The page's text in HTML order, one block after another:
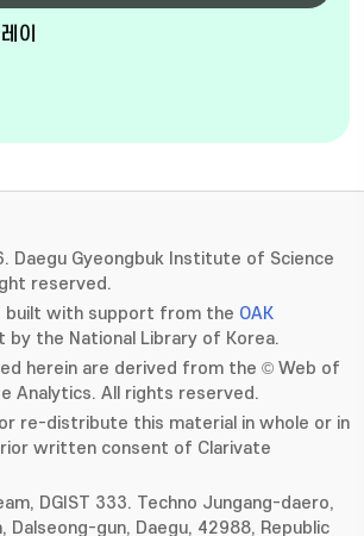
이
Daegu Gyeongbuk Institute of Science
reserved.
built with support from the OAK
the National Library of Korea.
herein are derived from the © Web of
Analytics. All rights reserved.
re-distribute this material in whole or in
written consent of Clarivate
DGIST 333. Techno Jungang-daero,
Dalseong-gun, Daegu, 42988, Republic